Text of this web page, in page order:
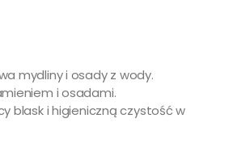
mydliny i osady z wody.
i osadami.
blask i higieniczną czystość w